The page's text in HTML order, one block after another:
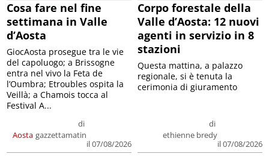
Cosa fare nel fine
settimana in Valle
d’Aosta
Aosta
di
gazzettamatin
il 07/08/2026
GiocAosta prosegue tra le vie
del capoluogo; a Brissogne
entra nel vivo la Feta de
l’Oumbra; Etroubles ospita la
Veillà; a Chamois tocca al
Festival A...
Corpo forestale della
Valle d’Aosta: 12 nuovi
agenti in servizio in 8
stazioni
di
ethienne bredy
il 07/08/2026
Questa mattina, a palazzo
regionale, si è tenuta la
cerimonia di giuramento